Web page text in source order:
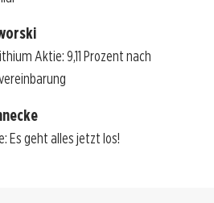
Aktie: 9,11 Prozent nach
Es geht alles jetzt los!